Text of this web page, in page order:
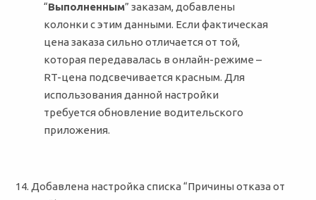
“Выполненным” заказам, добавлены
колонки с этим данными. Если фактическая
цена заказа сильно отличается от той,
которая передавалась в онлайн-режиме –
RT-цена подсвечивается красным. Для
использования данной настройки
требуется обновление водительского
приложения.
14. Добавлена настройка списка “Причины отказа от